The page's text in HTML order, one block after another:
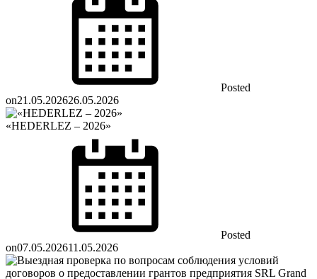
Posted
on21.05.202626.05.2026
«HEDERLEZ – 2026»
Posted
on07.05.202611.05.2026